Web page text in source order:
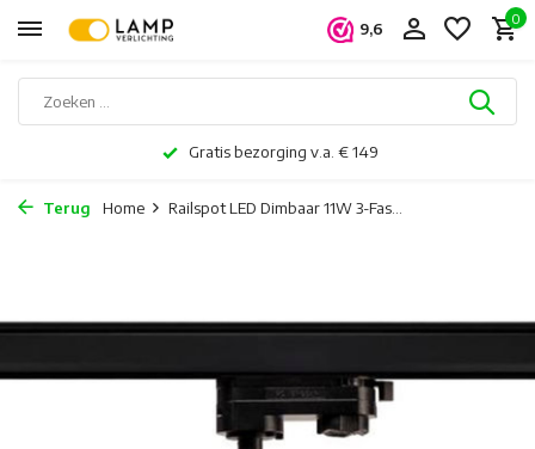
9,6
0
Gratis bezorging v.a. € 149
Terug Home Railspot LED Dimbaar 11W 3-Fas...